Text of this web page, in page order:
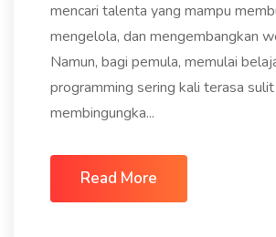
mencari talenta yang mampu
mengelola, dan mengembangkan
Namun, bagi pemula, memulai
programming sering kali terasa
membingungka...
Read More